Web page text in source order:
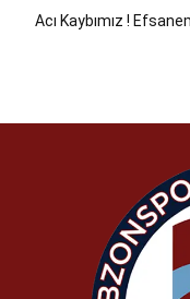
Acı Kaybımız !